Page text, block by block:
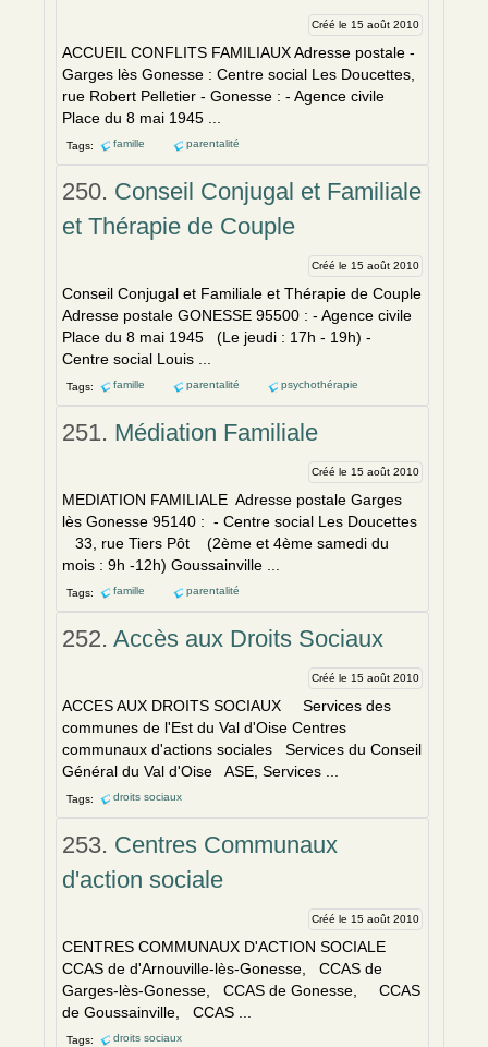
Créé le 15 août 2010
ACCUEIL CONFLITS FAMILIAUX Adresse postale -
Garges lès Gonesse : Centre social Les Doucettes,
rue Robert Pelletier - Gonesse : - Agence civile
Place du 8 mai 1945 ...
Tags: famille parentalité
250. Conseil Conjugal et Familiale
et Thérapie de Couple
Créé le 15 août 2010
Conseil Conjugal et Familiale et Thérapie de Couple
Adresse postale GONESSE 95500 : - Agence civile
Place du 8 mai 1945 (Le jeudi : 17h - 19h) -
Centre social Louis ...
Tags: famille parentalité psychothérapie
251. Médiation Familiale
Créé le 15 août 2010
MEDIATION FAMILIALE Adresse postale Garges
lès Gonesse 95140 : - Centre social Les Doucettes
33, rue Tiers Pôt (2ème et 4ème samedi du
mois : 9h -12h) Goussainville ...
Tags: famille parentalité
252. Accès aux Droits Sociaux
Créé le 15 août 2010
ACCES AUX DROITS SOCIAUX Services des
communes de l'Est du Val d'Oise Centres
communaux d'actions sociales Services du Conseil
Général du Val d'Oise ASE, Services ...
Tags: droits sociaux
253. Centres Communaux
d'action sociale
Créé le 15 août 2010
CENTRES COMMUNAUX D'ACTION SOCIALE
CCAS de d'Arnouville-lès-Gonesse, CCAS de
Garges-lès-Gonesse, CCAS de Gonesse, CCAS
de Goussainville, CCAS ...
Tags: droits sociaux